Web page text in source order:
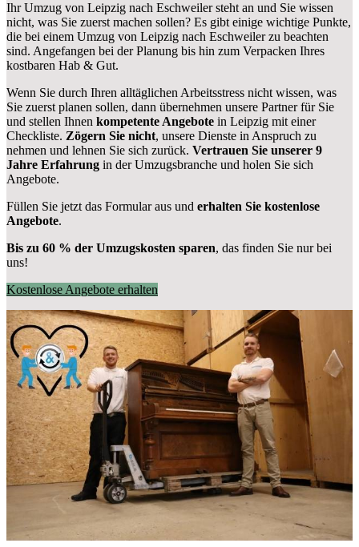
Ihr Umzug von Leipzig nach Eschweiler steht an und Sie wissen
nicht, was Sie zuerst machen sollen? Es gibt einige wichtige Punkte,
die bei einem Umzug von Leipzig nach Eschweiler zu beachten
sind. Angefangen bei der Planung bis hin zum Verpacken Ihres
kostbaren Hab & Gut.
Wenn Sie durch Ihren alltäglichen Arbeitsstress nicht wissen, was
Sie zuerst planen sollen, dann übernehmen unsere Partner für Sie
und stellen Ihnen kompetente Angebote in Leipzig mit einer
Checkliste. Zögern Sie nicht, unsere Dienste in Anspruch zu
nehmen und lehnen Sie sich zurück. Vertrauen Sie unserer 9
Jahre Erfahrung in der Umzugsbranche und holen Sie sich
Angebote.
Füllen Sie jetzt das Formular aus und erhalten Sie kostenlose
Angebote.
Bis zu 60 % der Umzugskosten sparen, das finden Sie nur bei
uns!
Kostenlose Angebote erhalten